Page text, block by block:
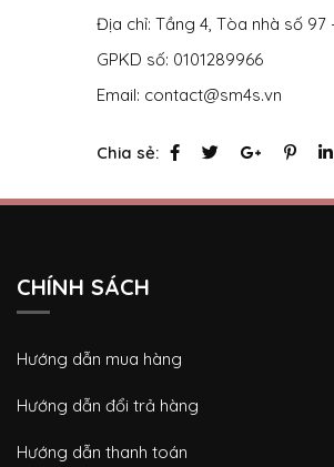
Địa chỉ: Tầng 4, Tòa nhà số
GPKD số: 0101289966
Email: contact@sm4s.vn
Chia sẻ:
CHÍNH SÁCH
Hướng dẫn mua hàng
Hướng dẫn đổi trả hàng
Hướng dẫn thanh toán